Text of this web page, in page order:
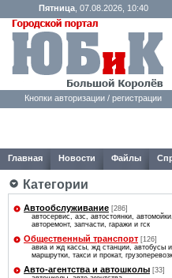
Пятница, 07.08.2026, 10:40
Кнопки авторизации / регистрации
Главная Новости Файлы
Категории
Автообслуживание [286]
автосервис, азс, автостоянки, автомойки,
авторемонт, запчасти, гаражи и гск
Общественный транспорт [126]
авиа и жд кассы, жд станции, автобусы и
маршрутки, такси и прокат,
Авто-агентcтва и автошколы [33]